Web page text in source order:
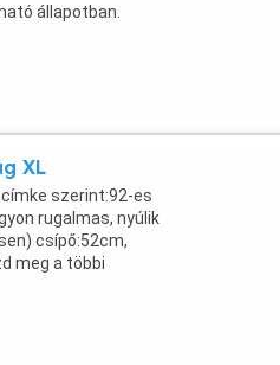
állapotban.
vagy előre
XL
szerint:92-es
rugalmas, nyúlik
csípő:52cm,
meg a többi
Személyes
is. A postaköltség